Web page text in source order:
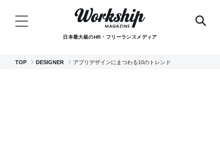
日本最大級のHR・フリーランスメディア
TOP DESIGNER アプリデザインにまつわる10のトレンド